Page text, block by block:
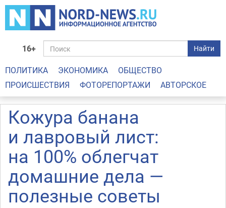
16+ Найти
ПОЛИТИКА ЭКОНОМИКА
ОБЩЕСТВО
ПРОИСШЕСТВИЯ
ФОТОРЕПОРТАЖИ АВТОРСКОЕ
Кожура банана
и лавровый лист:
на 100% облегчат
домашние дела —
полезные советы